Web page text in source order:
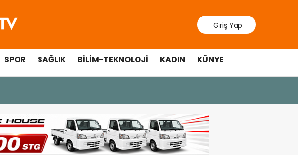
Giriş Yap
SPOR SAĞLIK BILIM-TEKNOLOJI KADIN KÜNYE